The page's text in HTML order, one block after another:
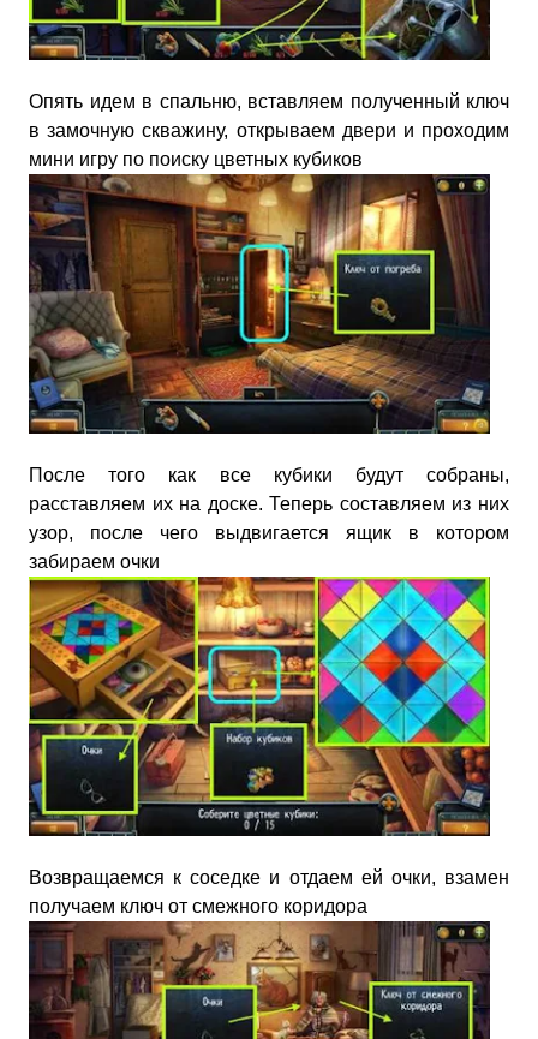
Опять идем в спальню, вставляем полученный ключ
в замочную скважину, открываем двери и проходим
мини игру по поиску цветных кубиков
После того как все кубики будут собраны,
расставляем их на доске. Теперь составляем из них
узор, после чего выдвигается ящик в котором
забираем очки
Возвращаемся к соседке и отдаем ей очки, взамен
получаем ключ от смежного коридора